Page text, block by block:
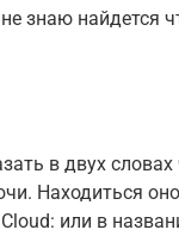
знаю найдется
в двух
Находиться
или в